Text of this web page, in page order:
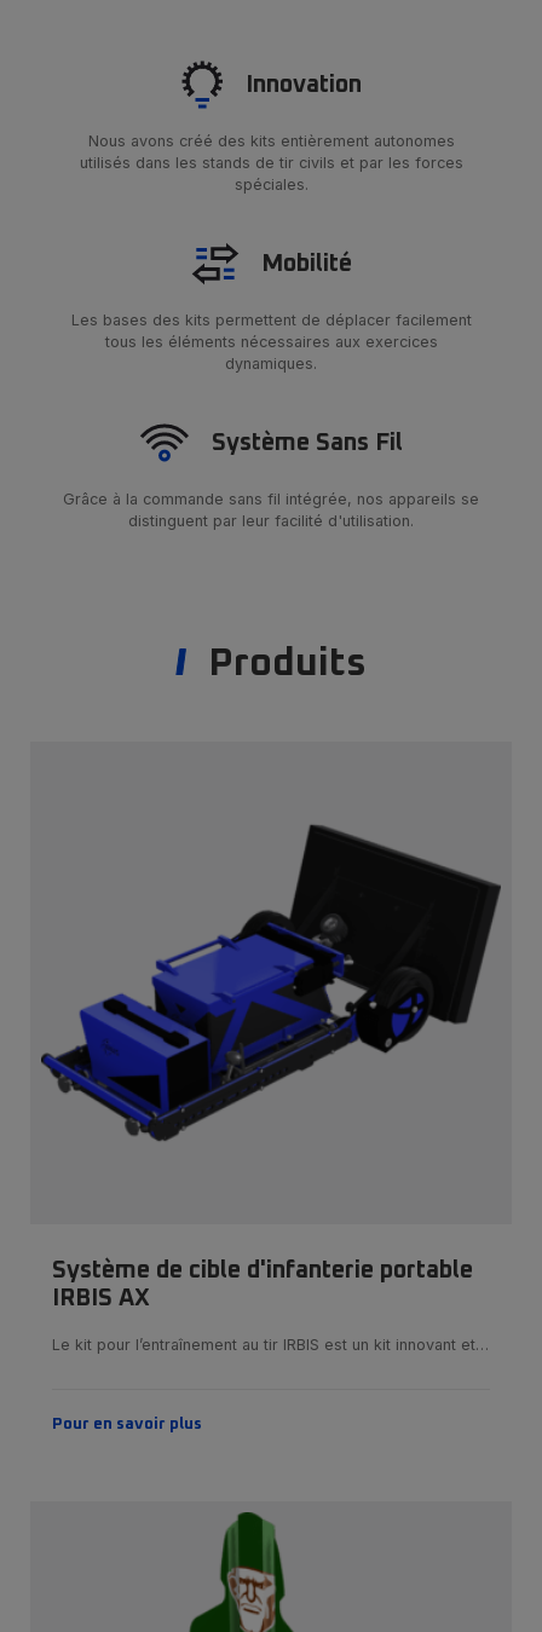
Innovation
Nous avons créé des kits entièrement autonomes
utilisés dans les stands de tir civils et par les forces
spéciales.
Mobilité
Les bases des kits permettent de déplacer facilement
tous les éléments nécessaires aux exercices
dynamiques.
Système Sans Fil
Grâce à la commande sans fil intégrée, nos appareils se
distinguent par leur facilité d'utilisation.
Produits
Système de cible d'infanterie portable
IRBIS AX
Le kit pour l’entraînement au tir IRBIS est un kit innovant et…
Pour en savoir plus